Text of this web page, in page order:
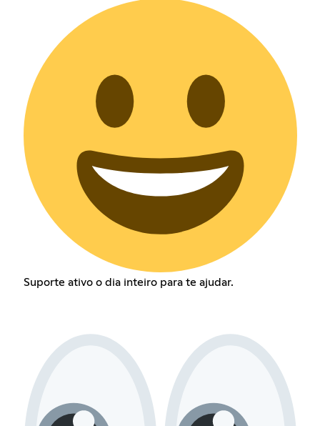
Suporte ativo o dia inteiro para te ajudar.